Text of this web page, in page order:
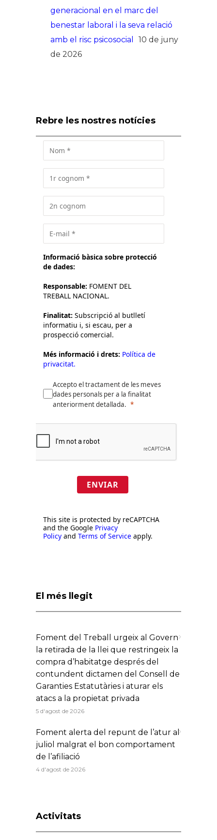
generacional en el marc del
benestar laboral i la seva relació
amb el risc psicosocial
10 de juny
de 2026
Rebre les nostres notícies
Informació bàsica sobre protecció
de dades:
Responsable: FOMENT DEL
TREBALL NACIONAL.
Finalitat: Subscripció al butlletí
informatiu i, si escau, per a
prospecció comercial.
Més informació i drets: Política de
privacitat.
Accepto el tractament de les meves
dades personals per a la finalitat
anteriorment detallada.
ENVIAR
This site is protected by reCAPTCHA
and the Google Privacy
Policy and Terms of Service apply.
El més llegit
Foment del Treball urgeix al Govern
la retirada de la llei que restringeix la
compra d’habitatge després del
contundent dictamen del Consell de
Garanties Estatutàries i aturar els
atacs a la propietat privada
5 d'agost de 2026
Foment alerta del repunt de l’atur al
juliol malgrat el bon comportament
de l’afiliació
4 d'agost de 2026
Activitats